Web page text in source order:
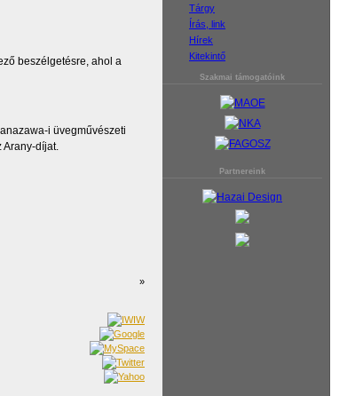
Tárgy
Írás, link
Hírek
Kitekintő
Szakmai támogatóink
Partnereink
beszélgetésre, ahol a
i üvegművészeti
Arany-díjat.
»